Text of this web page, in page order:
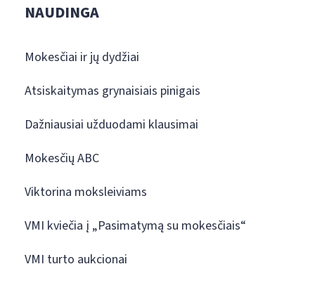
NAUDINGA
Mokesčiai ir jų dydžiai
Atsiskaitymas grynaisiais pinigais
Dažniausiai užduodami klausimai
Mokesčių ABC
Viktorina moksleiviams
VMI kviečia į „Pasimatymą su mokesčiais“
VMI turto aukcionai